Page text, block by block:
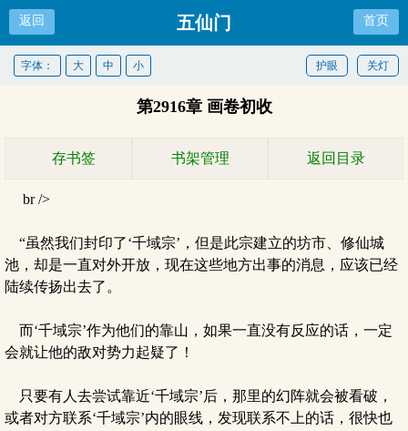
返回 五仙门 首页
关灯
护眼
字体： 大 中 小
第2916章 画卷初收
存书签 书架管理 返回目录
br />
“虽然我们封印了‘千域宗’，但是此宗建立的坊市、修仙城
池，却是一直对外开放，现在这些地方出事的消息，应该已经
陆续传扬出去了。
而‘千域宗’作为他们的靠山，如果一直没有反应的话，一定
会就让他的敌对势力起疑了！
只要有人去尝试靠近‘千域宗’后，那里的幻阵就会被看破，
或者对方联系‘千域宗’内的眼线，发现联系不上的话，很快也